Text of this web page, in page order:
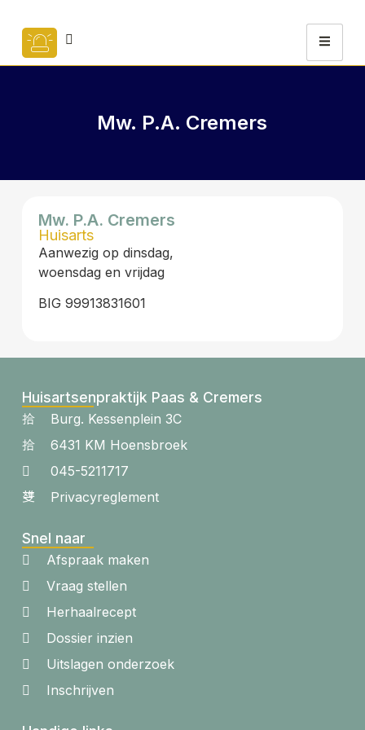
Mw. P.A. Cremers
Mw. P.A. Cremers
Huisarts
Aanwezig op dinsdag,
woensdag en vrijdag
BIG 99913831601
Huisartsenpraktijk Paas & Cremers
Burg. Kessenplein 3C
6431 KM Hoensbroek
045-5211717
Privacyreglement
Snel naar
Afspraak maken
Vraag stellen
Herhaalrecept
Dossier inzien
Uitslagen onderzoek
Inschrijven